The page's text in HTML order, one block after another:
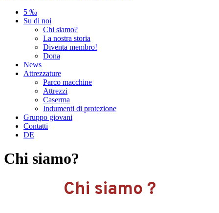
5 ‰
Su di noi
Chi siamo?
La nostra storia
Diventa membro!
Dona
News
Attrezzature
Parco macchine
Attrezzi
Caserma
Indumenti di protezione
Gruppo giovani
Contatti
DE
Chi siamo?
Chi siamo ?